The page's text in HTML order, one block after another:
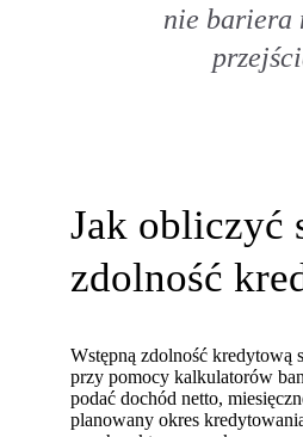
nie bariera
Jak obliczyć
zdolność
Wstępną zdolność kredytową
przy pomocy kalkulatorów
podać dochód netto,
planowany okres